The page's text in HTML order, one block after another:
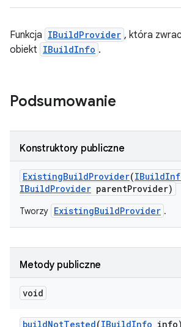
Funkcja IBuildProvider , która
obiekt IBuildInfo .
Podsumowanie
Konstruktory publiczne
ExistingBuildProvider(IBuild
IBuildProvider parentProvider)
Tworzy ExistingBuildProvider .
Metody publiczne
void
buildNotTested(IBuildInfo info)